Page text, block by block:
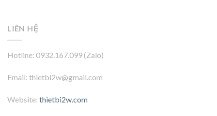
LIÊN HỆ
Hotline: 0932.167.099 (Zalo)
Email: thietbi2w@gmail.com
Website: thietbi2w.com